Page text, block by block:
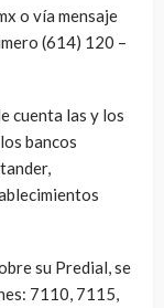
o vía mensaje
(614) 120 –
cuenta las y los
bancos
su Predial, se
7110, 7115,